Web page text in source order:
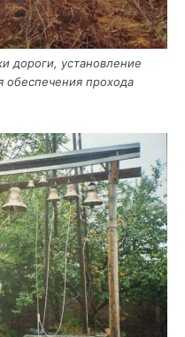
доро­ги, уста­нов­ле­ние
обес­пе­че­ния про­хо­да